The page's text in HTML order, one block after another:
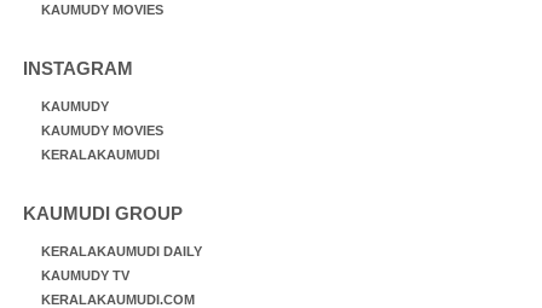
KAUMUDY MOVIES
INSTAGRAM
KAUMUDY
KAUMUDY MOVIES
KERALAKAUMUDI
KAUMUDI GROUP
KERALAKAUMUDI DAILY
KAUMUDY TV
KERALAKAUMUDI.COM